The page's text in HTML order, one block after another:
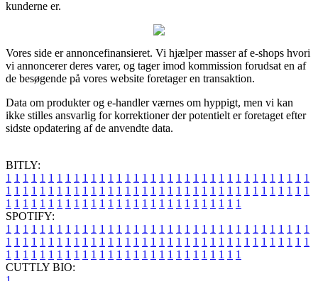
kunderne er.
Vores side er annoncefinansieret. Vi hjælper masser af e-shops hvori
vi annoncerer deres varer, og tager imod kommission forudsat en af
de besøgende på vores website foretager en transaktion.
Data om produkter og e-handler værnes om hyppigt, men vi kan
ikke stilles ansvarlig for korrektioner der potentielt er foretaget efter
sidste opdatering af de anvendte data.
BITLY:
1 1 1 1 1 1 1 1 1 1 1 1 1 1 1 1 1 1 1 1 1 1 1 1 1 1 1 1 1 1 1 1 1 1 1 1
1 1 1 1 1 1 1 1 1 1 1 1 1 1 1 1 1 1 1 1 1 1 1 1 1 1 1 1 1 1 1 1 1 1 1 1
1 1 1 1 1 1 1 1 1 1 1 1 1 1 1 1 1 1 1 1 1 1 1 1 1 1 1 1
SPOTIFY:
1 1 1 1 1 1 1 1 1 1 1 1 1 1 1 1 1 1 1 1 1 1 1 1 1 1 1 1 1 1 1 1 1 1 1 1
1 1 1 1 1 1 1 1 1 1 1 1 1 1 1 1 1 1 1 1 1 1 1 1 1 1 1 1 1 1 1 1 1 1 1 1
1 1 1 1 1 1 1 1 1 1 1 1 1 1 1 1 1 1 1 1 1 1 1 1 1 1 1 1
CUTTLY BIO: